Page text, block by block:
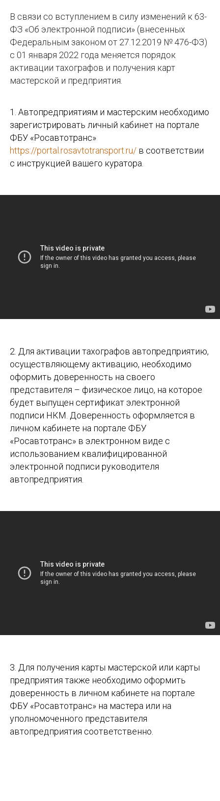
В связи со вступлением в силу изменений к 63-
ФЗ «Об электронной подписи» (внесенных
Федеральным законом от 27.12.2019 № 476-ФЗ)
с 01 января 2022 года меняется порядок
активации тахографов и получения карт
мастерской и предприятия.
1. Автопредприятиям и мастерским необходимо
зарегистрировать личный кабинет на портале
ФБУ «Росавтотранс»
https://portal.rosavtotransport.ru/ в соответствии
с инструкцией вашего куратора.
2. Для активации тахографов автопредприятию,
осуществляющему активацию, необходимо
оформить доверенность на своего
представителя – физическое лицо, на которое
будет выпущен сертификат электронной
подписи НКМ. Доверенность оформляется в
личном кабинете на портале ФБУ
«Росавтотранс» в электронном виде с
использованием квалифицированной
электронной подписи руководителя
автопредприятия.
3. Для получения карты мастерской или карты
предприятия также необходимо оформить
доверенность в личном кабинете на портале
ФБУ «Росавтотранс» на мастера или на
уполномоченного представителя
автопредприятия соответственно.